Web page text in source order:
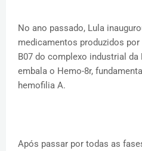
No ano passado, Lula
medicamentos produzidos
B07 do complexo industrial
embala o Hemo-8r,
hemofilia A.
Após passar por todas as